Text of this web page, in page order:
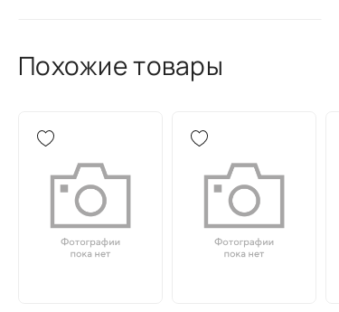
Похожие товары